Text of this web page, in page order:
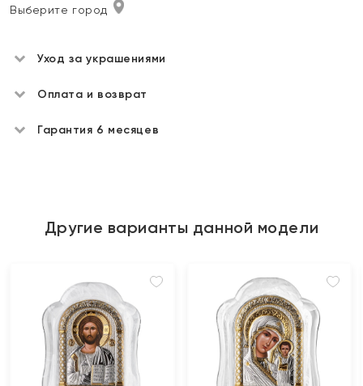
Выберите город
Уход за украшениями
Оплата и возврат
Гарантия 6 месяцев
Другие варианты данной модели